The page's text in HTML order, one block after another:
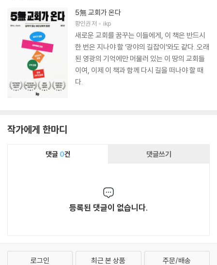
5無 교회가 온다
황인권저 ikp
새로운 교회를 꿈꾸는 이들에게, 이 책은 반드시
한 번은 지나야 할 ‘광야의 길잡이’와도 같다. 오래
된 영광의 기억에만 머물러 있는 이 땅의 교회들
이여, 이제 이 책과 함께 다시 길을 떠나야 할 때
다.
작가에게 한마디
댓글 0건 댓글쓰기
등록된 댓글이 없습니다.
로그인 최근 본 상품 주문/배송